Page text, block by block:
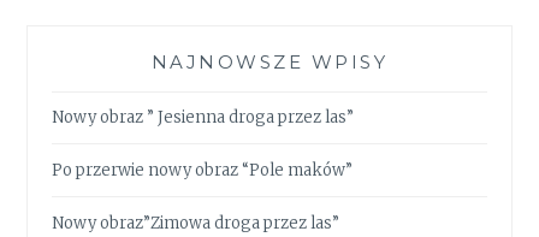
NAJNOWSZE WPISY
Nowy obraz ” Jesienna droga przez las”
Po przerwie nowy obraz “Pole maków”
Nowy obraz”Zimowa droga przez las”